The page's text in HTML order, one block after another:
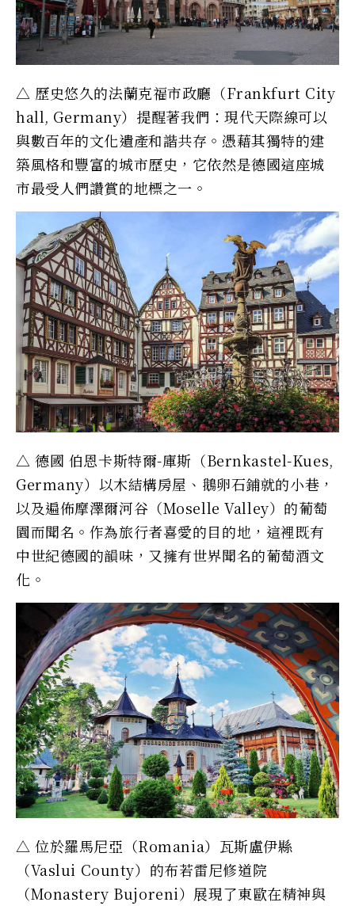
△ 歷史悠久的法蘭克福市政廳（Frankfurt City
hall, Germany）提醒著我們：現代天際線可以
與數百年的文化遺產和諧共存。憑藉其獨特的建
築風格和豐富的城市歷史，它依然是德國這座城
市最受人們讚賞的地標之一。
△ 德國 伯恩卡斯特爾-庫斯（Bernkastel-Kues,
Germany）以木結構房屋、鵝卵石鋪就的小巷，
以及遍佈摩澤爾河谷（Moselle Valley）的葡萄
園而聞名。作為旅行者喜愛的目的地，這裡既有
中世紀德國的韻味，又擁有世界聞名的葡萄酒文
化。
△ 位於羅馬尼亞（Romania）瓦斯盧伊縣
（Vaslui County）的布若雷尼修道院
（Monastery Bujoreni）展現了東歐在精神與